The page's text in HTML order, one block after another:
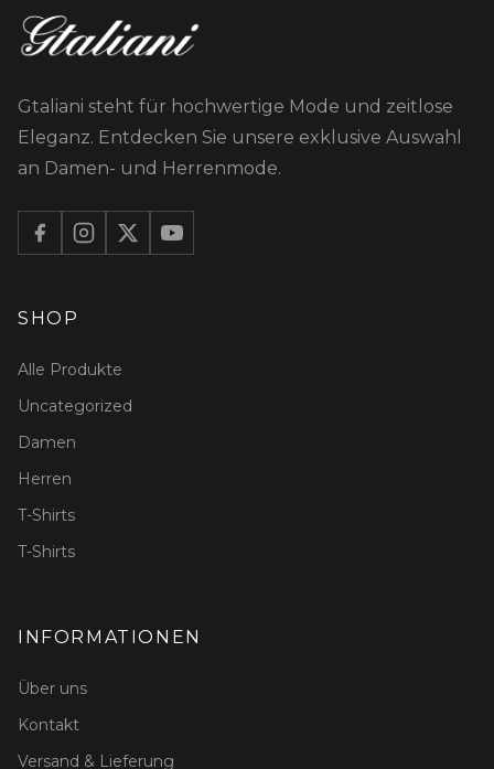
Gtaliani steht für hochwertige Mode und zeitlose
Eleganz. Entdecken Sie unsere exklusive Auswahl
an Damen- und Herrenmode.
SHOP
Alle Produkte
Uncategorized
Damen
Herren
T-Shirts
T-Shirts
INFORMATIONEN
Über uns
Kontakt
Versand & Lieferung